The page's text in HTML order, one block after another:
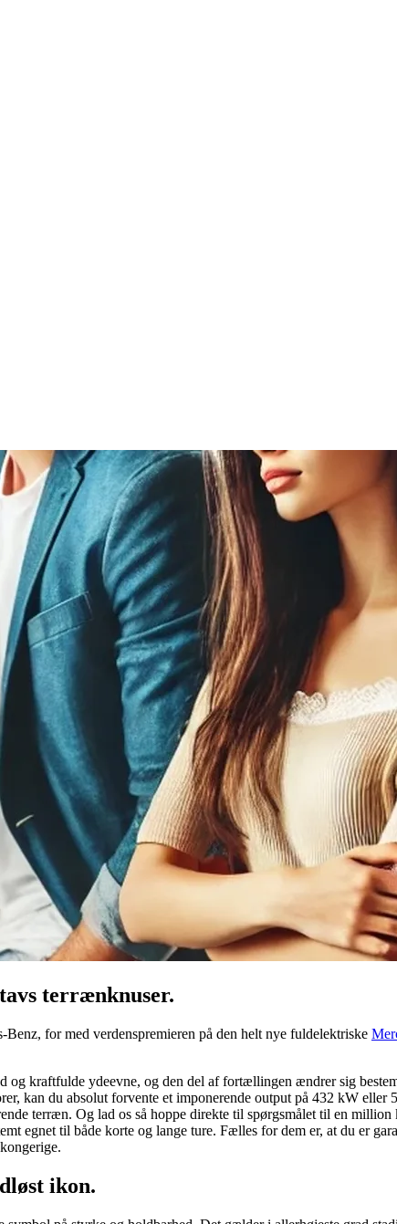
terrænknuser.
for med verdenspremieren på den helt nye fuldelektriske
kraftfulde ydeevne, og den del af fortællingen ændrer sig
kan du absolut forvente et imponerende output på 432 kW
terræn. Og lad os så hoppe direkte til spørgsmålet til en
egnet til både korte og lange ture. Fælles for dem er, at du er
ikon.